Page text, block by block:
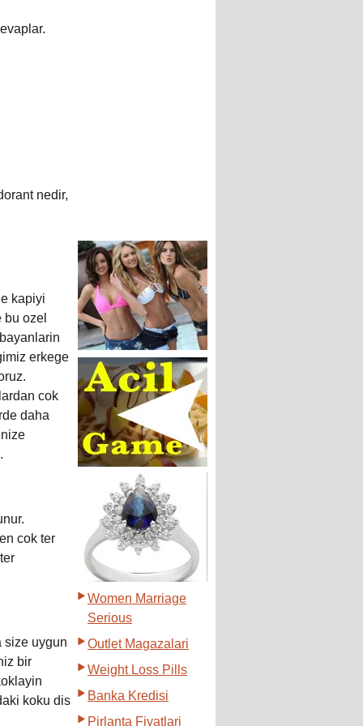
nedir,
kapiyi
ozel
erkege
cok
daha
cok ter
size uygun
bir
koku dis
Women Marriage
Serious
Outlet Magazalari
Weight Loss Pills
Banka Kredisi
Pirlanta Fiyatlari